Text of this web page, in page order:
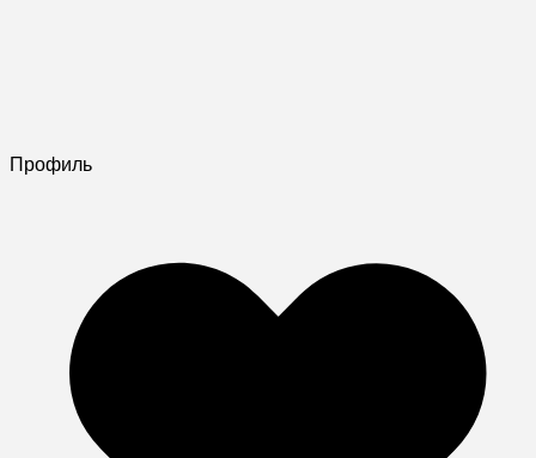
Профиль